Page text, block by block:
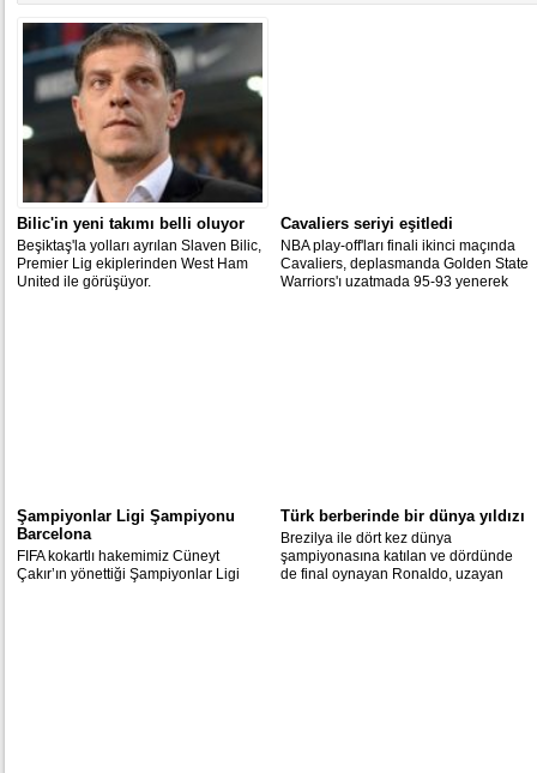
Bilic'in yeni takımı belli oluyor
Beşiktaş'la yolları ayrılan Slaven Bilic,
Premier Lig ekiplerinden West Ham
United ile görüşüyor.
Cavaliers seriyi eşitledi
NBA play-off'ları finali ikinci maçında
Cavaliers, deplasmanda Golden State
Warriors'ı uzatmada 95-93 yenerek
Şampiyonlar Ligi Şampiyonu
Barcelona
FIFA kokartlı hakemimiz Cüneyt
Çakır’ın yönettiği Şampiyonlar Ligi
Türk berberinde bir dünya yıldızı
Brezilya ile dört kez dünya
şampiyonasına katılan ve dördünde
de final oynayan Ronaldo, uzayan